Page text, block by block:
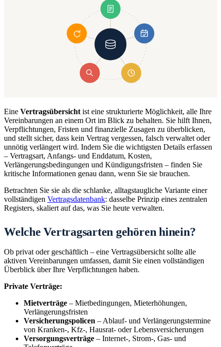
Eine Vertragsübersicht ist eine strukturierte Möglichkeit, alle Ihre
Vereinbarungen an einem Ort im Blick zu behalten. Sie hilft Ihnen,
Verpflichtungen, Fristen und finanzielle Zusagen zu überblicken,
und stellt sicher, dass kein Vertrag vergessen, falsch verwaltet oder
unnötig verlängert wird. Indem Sie die wichtigsten Details erfassen
– Vertragsart, Anfangs- und Enddatum, Kosten,
Verlängerungsbedingungen und Kündigungsfristen – finden Sie
kritische Informationen genau dann, wenn Sie sie brauchen.
Betrachten Sie sie als die schlanke, alltagstaugliche Variante einer
vollständigen Vertragsdatenbank: dasselbe Prinzip eines zentralen
Registers, skaliert auf das, was Sie heute verwalten.
Welche Vertragsarten gehören hinein?
Ob privat oder geschäftlich – eine Vertragsübersicht sollte alle
aktiven Vereinbarungen umfassen, damit Sie einen vollständigen
Überblick über Ihre Verpflichtungen haben.
Private Verträge:
Mietverträge – Mietbedingungen, Mieterhöhungen,
Verlängerungsfristen
Versicherungspolicen – Ablauf- und Verlängerungstermine
von Kranken-, Kfz-, Hausrat- oder Lebensversicherungen
Versorgungsverträge – Internet-, Strom-, Gas- und